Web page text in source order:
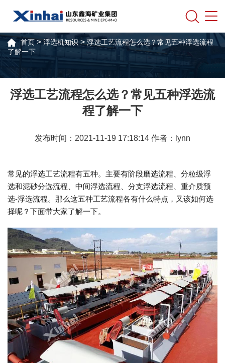
首页>浮选机知识>浮选工艺流程怎么选？常见五种浮选流程
了解一下
浮选工艺流程怎么选？常见五种浮选流
程了解一下
发布时间：2021-11-19 17:18:14 作者：lynn
常见的浮选工艺流程有五种。主要有阶段磨选流程、分粒级浮
选和泥砂分选流程、中间浮选流程、分支浮选流程、重介质预
选-浮选流程。那么这五种工艺流程各有什么特点，又该如何选
择呢？下面带大家了解一下。